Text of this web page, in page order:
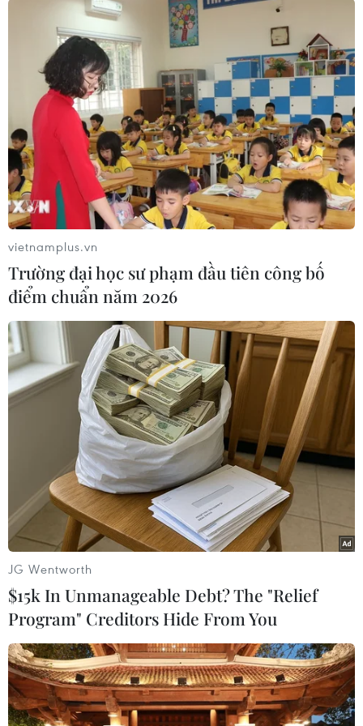
#Hạ Viện Mỹ #Nancy Pelosi #Máy tính
#Lấy Cắp
Theo dõi VietnamPlus
TIN LIÊN QUAN
Mexico: Xung đột giữa 2 nhóm tự vệ địa
phương, 12 người thiệt mạng
19/01/2021 06:28
vietnamplus.vn
Trường đại học sư phạm đầu tiên công bố
điểm chuẩn năm 2026
JG Wentworth
$15k In Unmanageable Debt? The "Relief
Program" Creditors Hide From You